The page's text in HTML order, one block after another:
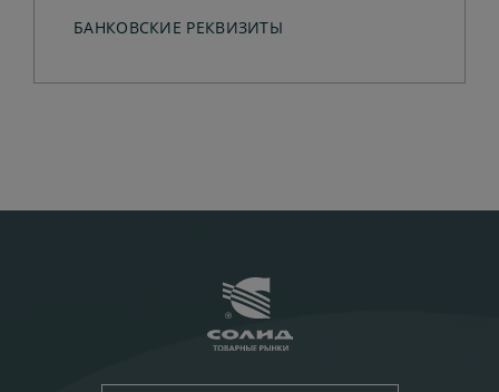
БАНКОВСКИЕ РЕКВИЗИТЫ